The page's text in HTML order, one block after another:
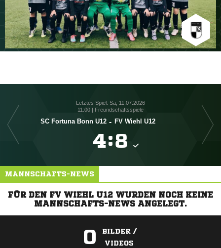
Letztes Spiel: Sa, 11.07.2026
11:00 | Freundschaftsspiele
SC Fortuna Bonn U12 - FV Wiehl U12
:
MANNSCHAFTS-NEWS
FÜR DEN FV WIEHL U12 WURDEN NOCH KEINE
MANNSCHAFTS-NEWS ANGELEGT.
0
BILDER /
VIDEOS